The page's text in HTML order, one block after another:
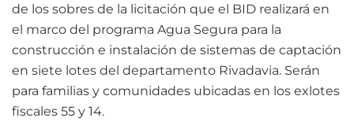
de los sobres de la licitación que el BID realizará en
el marco del programa Agua Segura para la
construcción e instalación de sistemas de captación
en siete lotes del departamento Rivadavia. Serán
para familias y comunidades ubicadas en los exlotes
fiscales 55 y 14.